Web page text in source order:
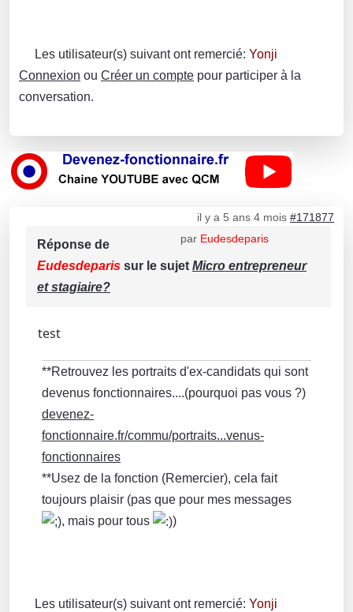
Les utilisateur(s) suivant ont remercié: Yonji
Connexion ou Créer un compte pour participer à la
conversation.
il y a 5 ans 4 mois #171877
par Eudesdeparis
Réponse de
Eudesdeparis sur le sujet Micro entrepreneur
et stagiaire?
test
**Retrouvez les portraits d'ex-candidats qui sont
devenus fonctionnaires....(pourquoi pas vous ?)
devenez-
fonctionnaire.fr/commu/portraits...venus-
fonctionnaires
**Usez de la fonction (Remercier), cela fait
toujours plaisir (pas que pour mes messages
, mais pour tous
)
Les utilisateur(s) suivant ont remercié: Yonji